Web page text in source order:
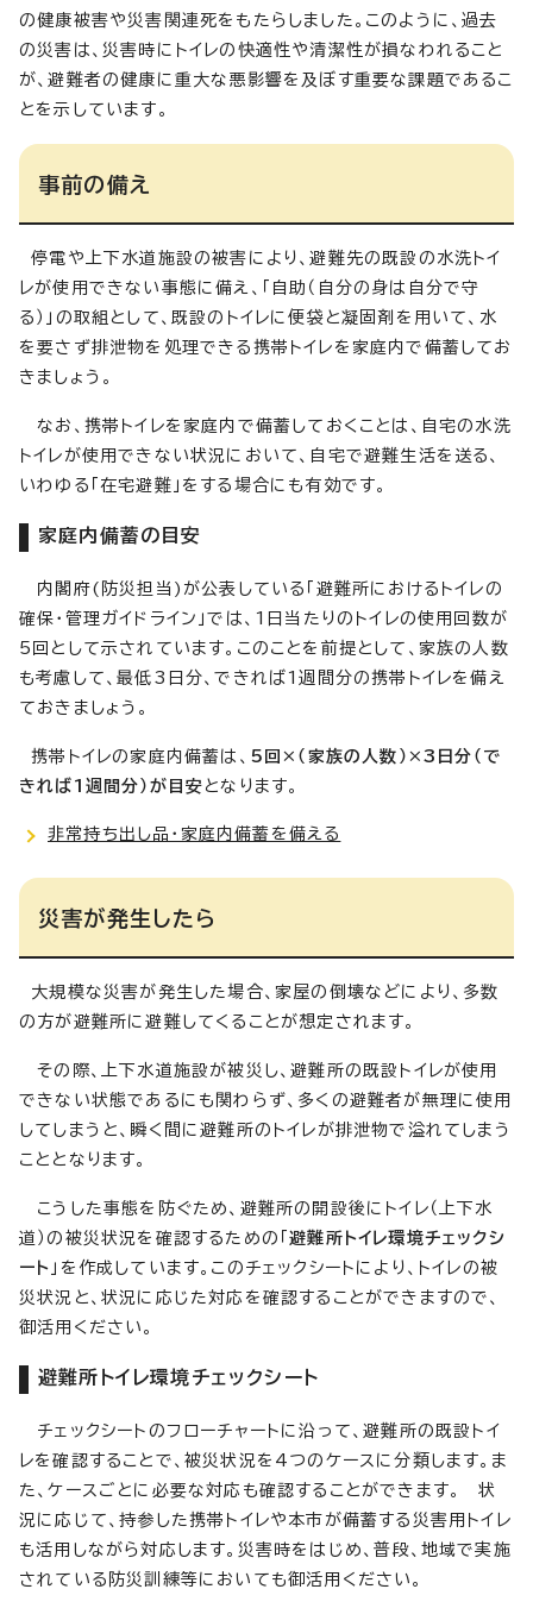
の健康被害や災害関連死をもたらしました。このように、過去
の災害は、災害時にトイレの快適性や清潔性が損なわれること
が、避難者の健康に重大な悪影響を及ぼす重要な課題であるこ
とを示しています。
事前の備え
停電や上下水道施設の被害により、避難先の既設の水洗トイ
レが使用できない事態に備え、「自助（自分の身は自分で守
る）」の取組として、既設のトイレに便袋と凝固剤を用いて、水
を要さず排泄物を処理できる携帯トイレを家庭内で備蓄してお
きましょう。
なお、携帯トイレを家庭内で備蓄しておくことは、自宅の水洗
トイレが使用できない状況において、自宅で避難生活を送る、
いわゆる「在宅避難」をする場合にも有効です。
家庭内備蓄の目安
内閣府(防災担当)が公表している「避難所におけるトイレの
確保・管理ガイドライン」では、1日当たりのトイレの使用回数が
5回として示されています。このことを前提として、家族の人数
も考慮して、最低3日分、できれば1週間分の携帯トイレを備え
ておきましょう。
携帯トイレの家庭内備蓄は、 5回×（家族の人数）×3日分（で
きれば1週間分）が目安 となります。
非常持ち出し品・家庭内備蓄を備える
災害が発生したら
大規模な災害が発生した場合、家屋の倒壊などにより、多数
の方が避難所に避難してくることが想定されます。
その際、上下水道施設が被災し、避難所の既設トイレが使用
できない状態であるにも関わらず、多くの避難者が無理に使用
してしまうと、瞬く間に避難所のトイレが排泄物で溢れてしまう
こととなります。
こうした事態を防ぐため、避難所の開設後にトイレ（上下水
道）の被災状況を確認するための「避難所トイレ環境チェックシ
ート 」を作成しています。このチェックシートにより、トイレの被
災状況と、状況に応じた対応を確認することができますので、
御活用ください。
避難所トイレ環境チェックシート
チェックシートのフローチャートに沿って、避難所の既設トイ
レを確認することで、被災状況を4つのケースに分類します。ま
た、ケースごとに必要な対応も確認することができます。 状
況に応じて、持参した携帯トイレや本市が備蓄する災害用トイレ
も活用しながら対応します。災害時をはじめ、普段、地域で実施
されている防災訓練等においても御活用ください。